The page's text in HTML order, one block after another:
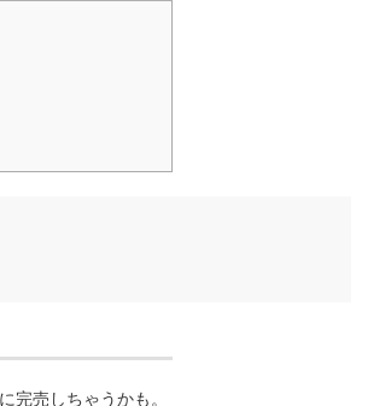
完売しちゃうかも。